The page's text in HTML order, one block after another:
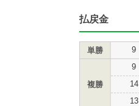
払戻金
単勝 9
複勝
9
14
13